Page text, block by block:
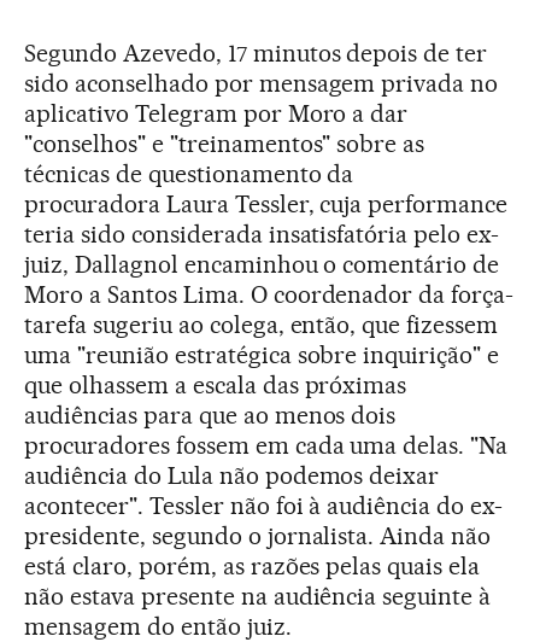
Segundo Azevedo, 17 minutos depois de ter
sido aconselhado por mensagem privada no
aplicativo Telegram por Moro a dar
"conselhos" e "treinamentos" sobre as
técnicas de questionamento da
procuradora Laura Tessler, cuja performance
teria sido considerada insatisfatória pelo ex-
juiz, Dallagnol encaminhou o comentário de
Moro a Santos Lima. O coordenador da força-
tarefa sugeriu ao colega, então, que fizessem
uma "reunião estratégica sobre inquirição" e
que olhassem a escala das próximas
audiências para que ao menos dois
procuradores fossem em cada uma delas. "Na
audiência do Lula não podemos deixar
acontecer". Tessler não foi à audiência do ex-
presidente, segundo o jornalista. Ainda não
está claro, porém, as razões pelas quais ela
não estava presente na audiência seguinte à
mensagem do então juiz.